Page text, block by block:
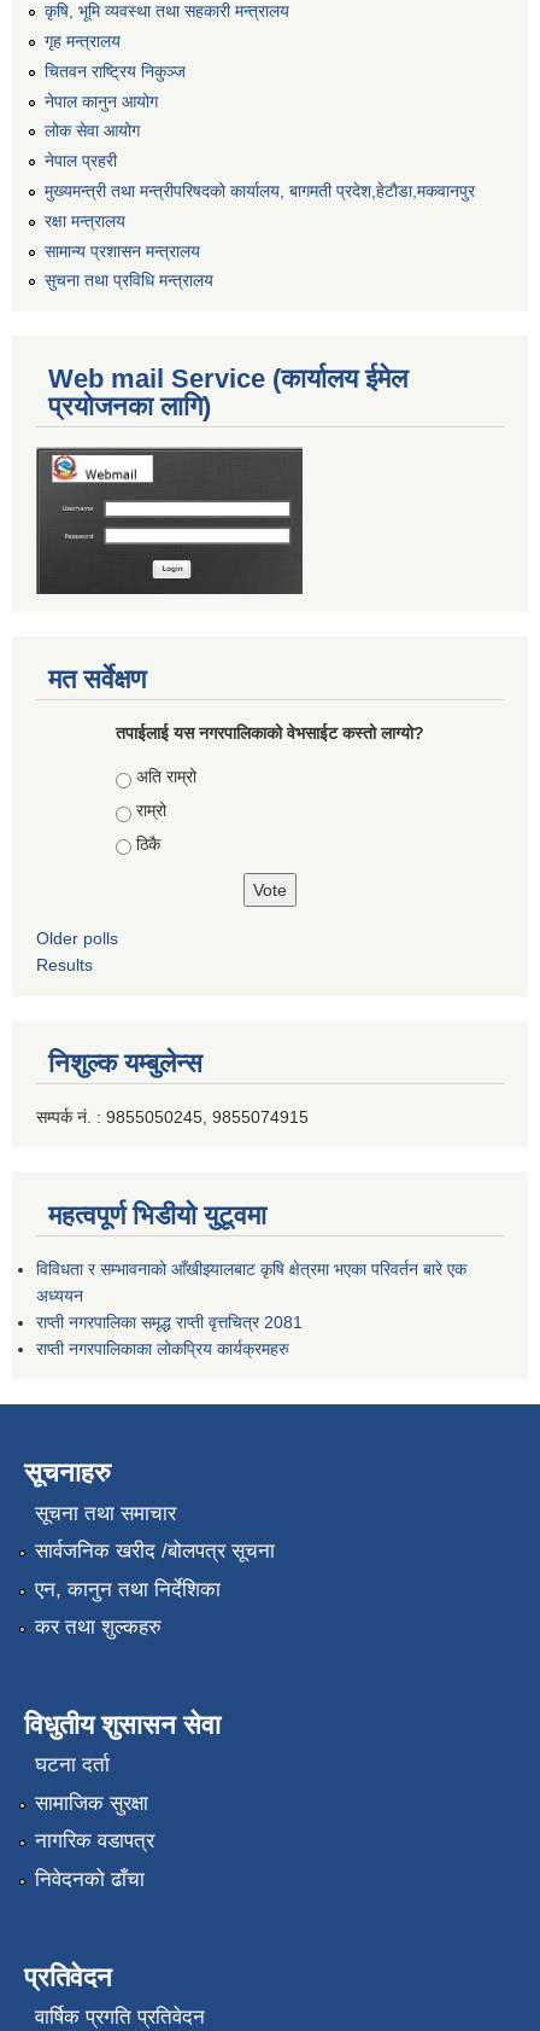
कृषि, भूमि व्यवस्था तथा सहकारी मन्त्रालय
गृह मन्त्रालय
चितवन राष्ट्रिय निकुञ्ज
नेपाल कानुन आयोग
लोक सेवा आयोग
नेपाल प्रहरी
मुख्यमन्त्री तथा मन्त्रीपरिषदको कार्यालय, बागमती प्रदेश,हेटाैडा,मकवानपुर
रक्षा मन्त्रालय
सामान्य प्रशासन मन्त्रालय
सुचना तथा प्रविधि मन्त्रालय
Web mail Service (कार्यालय ईमेल
प्रयोजनका लागि)
मत सर्वेक्षण
तपाईलाई यस नगरपालिकाको वेभसाईट कस्तो लाग्यो?
Choices
अति राम्रो
राम्रो
ठिकै
Older polls
Results
निशुल्क यम्बुलेन्स
सम्पर्क नं. : 9855050245, 9855074915
महत्वपूर्ण भिडीयो युटूवमा
विविधता र सम्भावनाको आँखीझ्यालबाट कृषि क्षेत्रमा भएका परिवर्तन बारे एक
अध्ययन
राप्ती नगरपालिका समृद्ध राप्ती वृत्तचित्र 2081
राप्ती नगरपालिकाका लोकप्रिय कार्यक्रमहरु
सूचनाहरु
सूचना तथा समाचार
सार्वजनिक खरीद /बोलपत्र सूचना
एन, कानुन तथा निर्देशिका
कर तथा शुल्कहरु
विधुतीय शुसासन सेवा
घटना दर्ता
सामाजिक सुरक्षा
नागरिक वडापत्र
निवेदनको ढाँचा
प्रतिवेदन
वार्षिक प्रगति प्रतिवेदन